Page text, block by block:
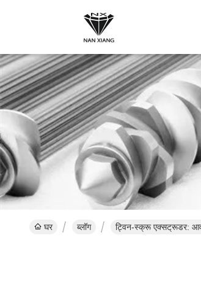
घर ब्लॉग ट्विन-स्क्रू एक्सट्रूडर: